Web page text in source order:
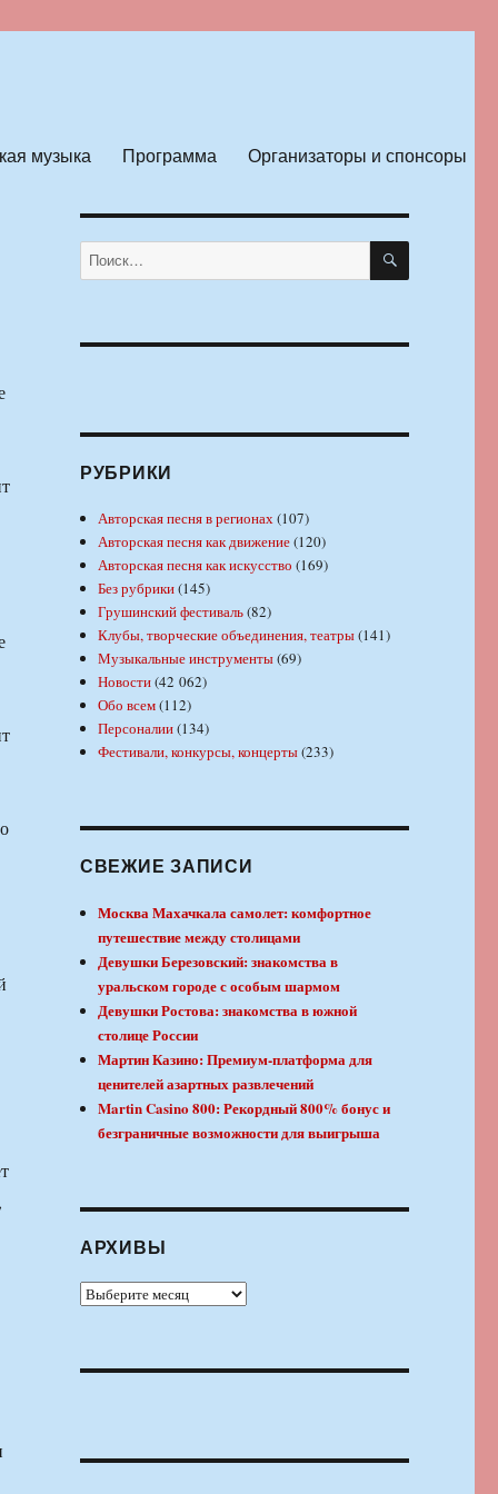
музыка Программа Организаторы и спонсоры
Искать: ПОИСК
РУБРИКИ
Авторская песня в регионах(107)
Авторская песня как движение(120)
Авторская песня как искусство (169)
Без рубрики(145)
Грушинский фестиваль(82)
Клубы, творческие объединения, театры(141)
Музыкальные инструменты(69)
Новости(42 062)
Обо всем(112)
Персоналии(134)
Фестивали, конкурсы, концерты(233)
СВЕЖИЕ ЗАПИСИ
Москва Махачкала самолет: комфортное
путешествие между столицами
Девушки Березовский: знакомства в
уральском городе с особым шармом
Девушки Ростова: знакомства в южной
столице России
Мартин Казино: Премиум-платформа для
ценителей азартных развлечений
Martin Casino 800: Рекордный 800% бонус и
безграничные возможности для выигрыша
АРХИВЫ
Архивы